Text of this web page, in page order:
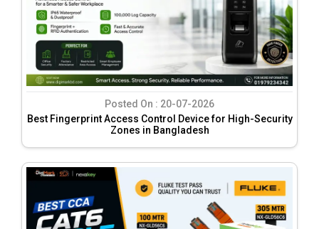
Posted On : 20-07-2026
Best Fingerprint Access Control Device for High-Security
Zones in Bangladesh